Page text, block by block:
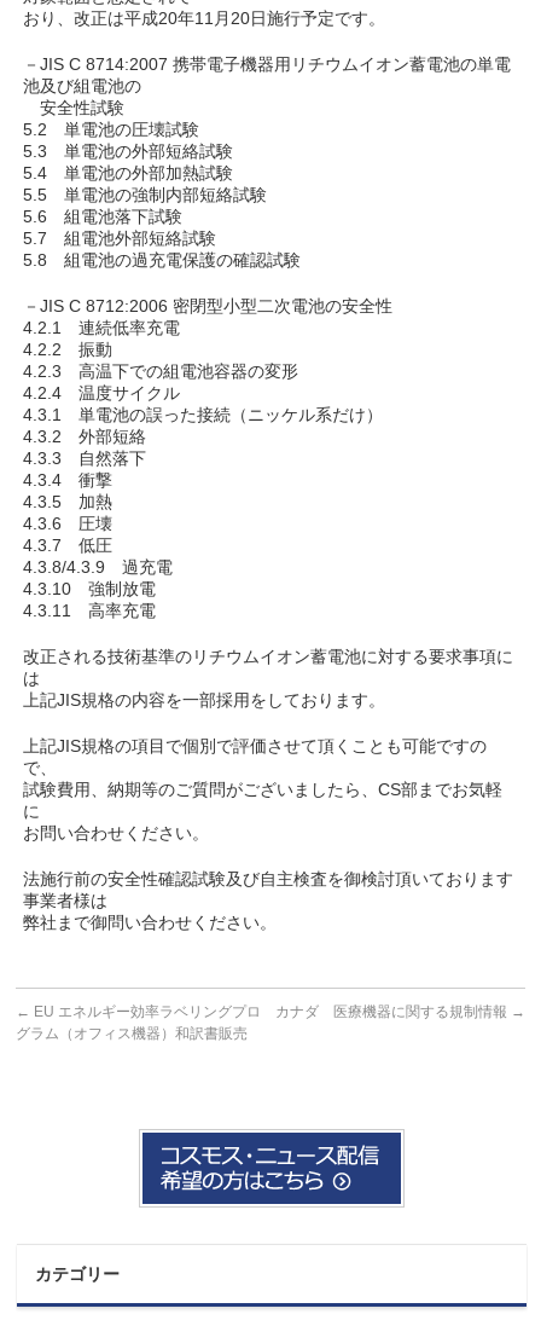
おり、改正は平成20年11月20日施行予定です。
－JIS C 8714:2007 携帯電子機器用リチウムイオン蓄電池の単電
池及び組電池の
安全性試験
5.2 単電池の圧壊試験
5.3 単電池の外部短絡試験
5.4 単電池の外部加熱試験
5.5 単電池の強制内部短絡試験
5.6 組電池落下試験
5.7 組電池外部短絡試験
5.8 組電池の過充電保護の確認試験
－JIS C 8712:2006 密閉型小型二次電池の安全性
4.2.1 連続低率充電
4.2.2 振動
4.2.3 高温下での組電池容器の変形
4.2.4 温度サイクル
4.3.1 単電池の誤った接続（ニッケル系だけ）
4.3.2 外部短絡
4.3.3 自然落下
4.3.4 衝撃
4.3.5 加熱
4.3.6 圧壊
4.3.7 低圧
4.3.8/4.3.9 過充電
4.3.10 強制放電
4.3.11 高率充電
改正される技術基準のリチウムイオン蓄電池に対する要求事項に
は
上記JIS規格の内容を一部採用をしております。
上記JIS規格の項目で個別で評価させて頂くことも可能ですの
で、
試験費用、納期等のご質問がございましたら、CS部までお気軽
に
お問い合わせください。
法施行前の安全性確認試験及び自主検査を御検討頂いております
事業者様は
弊社まで御問い合わせください。
← EU エネルギー効率ラベリングプロ
グラム（オフィス機器）和訳書販売
カナダ 医療機器に関する規制情報 →
カテゴリー